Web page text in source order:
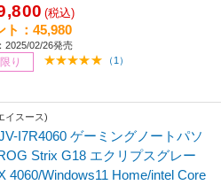
(税込)
ト：45,980
2025/02/26発売
り （1）
イスース)
I7R4060 ゲーミングノートパソ
Strix G18 エクリプスグレー
4060/Windows11 Home/intel Core